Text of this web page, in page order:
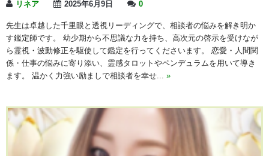
リネア 2025年6月9日 0
先生は卓越した千里眼と透視リーディングで、相談者の悩みを解き明か
す鑑定師です。 幼少期から不思議な力を持ち、高次元の啓示を受けなが
ら霊視・波動修正を駆使して鑑定を行ってくださいます。 恋愛・人間関
係・仕事の悩みに寄り添い、霊感タロットやペンデュラムを用いて導き
ます。 温かく力強い励ましで相談者を幸せ... »